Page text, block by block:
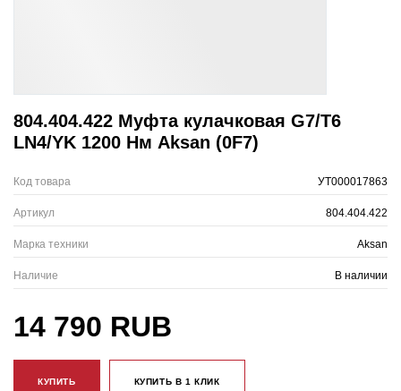
804.404.422 Муфта кулачковая G7/T6
LN4/YK 1200 Нм Aksan (0F7)
Код товара УТ000017863
Артикул 804.404.422
Марка техники Aksan
Наличие В наличии
14 790 RUB
КУПИТЬ КУПИТЬ В 1 КЛИК